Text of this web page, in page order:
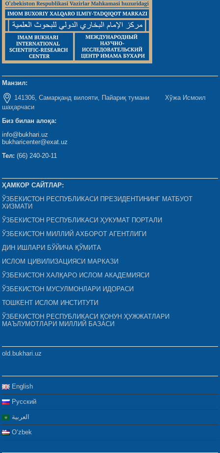
Манзил:
141306, Самарқанд вилояти, Пайариқ тумани Хўжа Исмоил
шаҳарчаси
Биз билан алоқа:
info@bukhari.uz
bukharicenter@exat.uz
Тел: (66) 240-20-11
ҲАМКОР САЙТЛАР:
ЎЗБЕКИСТОН РЕСПУБЛИКАСИ ПРЕЗИДЕНТИНИНГ МАТБУОТ
ХИЗМАТИ
ЎЗБЕКИСТОН РЕСПУБЛИКАСИ ҲУКУМАТ ПОРТАЛИ
ЎЗБЕКИСТОН МИЛЛИЙ АХБОРОТ АГЕНТЛИГИ
ДИН ИШЛАРИ БЎЙИЧА ҚЎМИТА
ИСЛОМ ЦИВИЛИЗАЦИЯСИ МАРКАЗИ
ЎЗБЕКИСТОН ХАЛҚАРО ИСЛОМ АКАДЕМИЯСИ
ЎЗБЕКИСТОН МУСУЛМОНЛАРИ ИДОРАСИ
ТОШКЕНТ ИСЛОМ ИНСТИТУТИ
ЎЗБЕКИСТОН РЕСПУБЛИКАСИ ҚОНУН ҲУЖЖАТЛАРИ
МАЪЛУМОТЛАРИ МИЛЛИЙ БАЗАСИ
old.bukhari.uz
English
Русский
العربية
Oʻzbek